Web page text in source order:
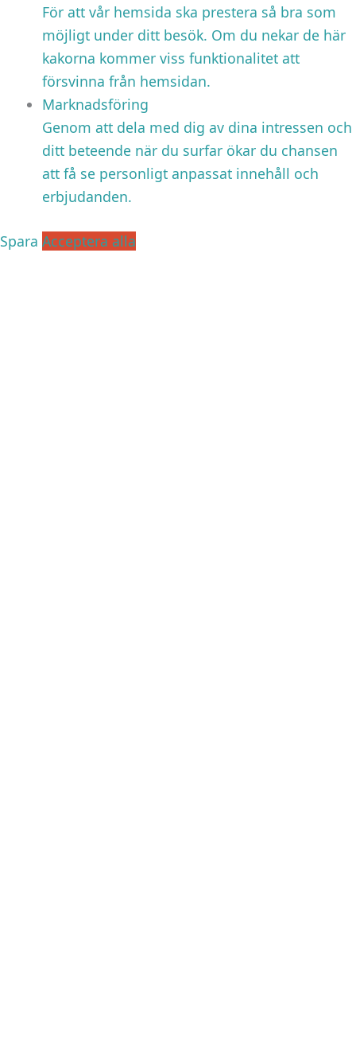
För att vår hemsida ska prestera så bra som
möjligt under ditt besök. Om du nekar de här
kakorna kommer viss funktionalitet att
försvinna från hemsidan.
Marknadsföring
Genom att dela med dig av dina intressen och
ditt beteende när du surfar ökar du chansen
att få se personligt anpassat innehåll och
erbjudanden.
Spara Acceptera alla